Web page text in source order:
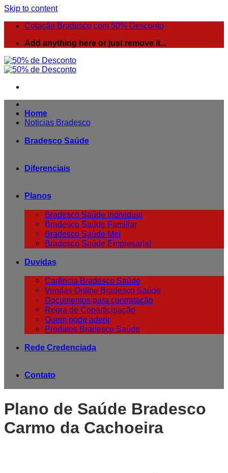
Skip to content
Cotação Bradesco com 50% Desconto
Add anything here or just remove it...
Noticias Bradesco
Home
Bradesco Saúde
Diferenciais
Planos
Bradesco Saúde Individual
Bradesco Saúde Familiar
Bradesco Saúde Mei
Bradesco Saúde Empresarial
Duvidas
Carência Bradesco Saúde
Vendas Online Bradesco Saúde
Documentos para contratação
Regra de Coparticipação
Quem pode aderir
Produtos Bradesco Saúde
Rede Credenciada
Contato
Plano de Saúde Bradesco
Carmo da Cachoeira